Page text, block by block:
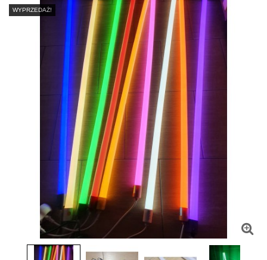
WYPRZEDAŻ!